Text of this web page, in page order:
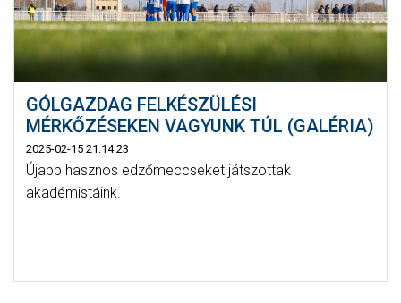
GÓLGAZDAG FELKÉSZÜLÉSI
MÉRKŐZÉSEKEN VAGYUNK TÚL (GALÉRIA)
2025-02-15 21:14:23
Újabb hasznos edzőmeccseket játszottak
akadémistáink.